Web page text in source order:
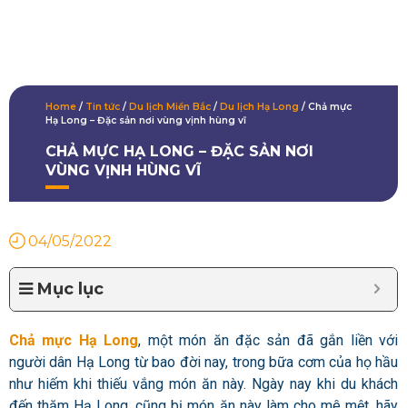
Home / Tin tức / Du lịch Miền Bắc / Du lịch Hạ Long / Chả mực
Hạ Long – Đặc sản nơi vùng vịnh hùng vĩ
CHẢ MỰC HẠ LONG – ĐẶC SẢN NƠI
VÙNG VỊNH HÙNG VĨ
04/05/2022
Mục lục
Chả mực Hạ Long, một món ăn đặc sản đã gắn liền với
người dân Hạ Long từ bao đời nay, trong bữa cơm của họ hầu
như hiếm khi thiếu vắng món ăn này. Ngày nay khi du khách